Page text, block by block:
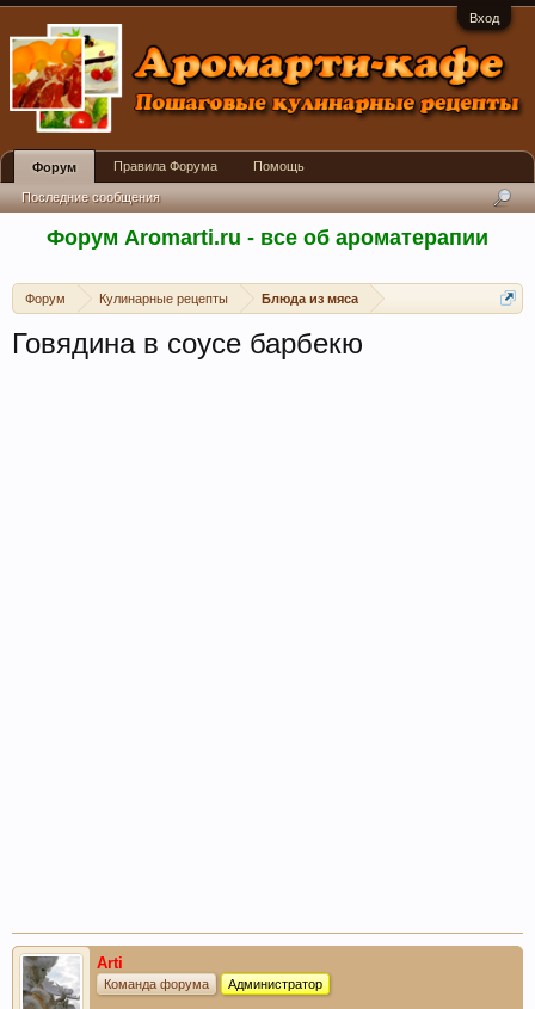
Вход
Форум Aromarti.ru - все об ароматерапии
Форум Кулинарные рецепты Блюда из мяса
Говядина в соусе барбекю
Arti
Команда форума Администратор
Форум
Последние сообщения
Правила Форума Помощь